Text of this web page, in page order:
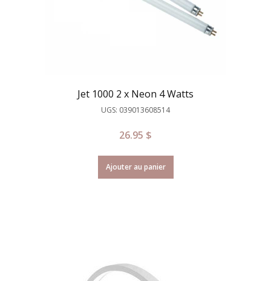
Jet 1000 2 x Neon 4 Watts
UGS: 039013608514
26.95 $
Ajouter au panier